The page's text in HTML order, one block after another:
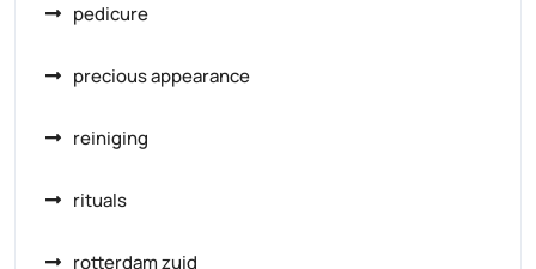
pedicure
precious appearance
reiniging
rituals
rotterdam zuid